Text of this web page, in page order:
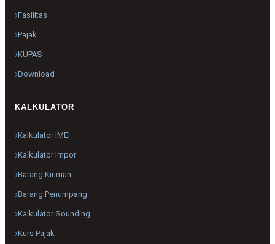
Fasilitas
Pajak
KUPAS
Download
KALKULATOR
Kalkulator IMEI
Kalkulator Impor
Barang Kiriman
Barang Penumpang
Kalkulator Sounding
Kurs Pajak